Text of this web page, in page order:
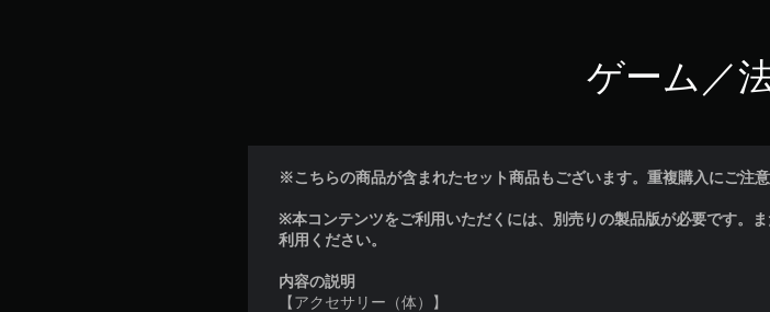
ゲーム／
※こちらの商品が含まれたセット商品もございます。重複購入にご注意
※本コンテンツをご利用いただくには、別売りの製品版が必要です。
利用ください。
内容の説明
【アクセサリー（体）】